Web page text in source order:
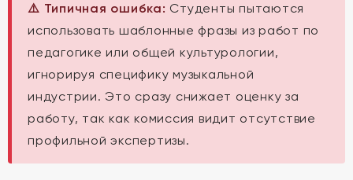
⚠️ Типичная ошибка: Студенты пытаются
использовать шаблонные фразы из работ по
педагогике или общей культурологии,
игнорируя специфику музыкальной
индустрии. Это сразу снижает оценку за
работу, так как комиссия видит отсутствие
профильной экспертизы.